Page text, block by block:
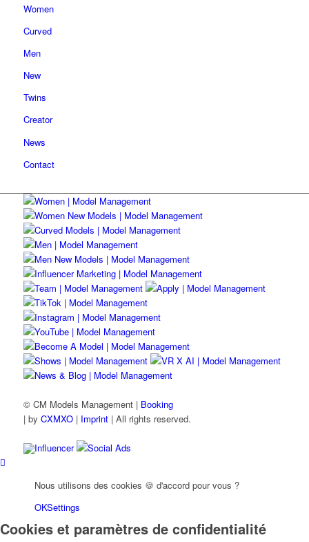
Women
Curved
Men
New
Twins
Creator
News
Contact
© CM Models Management | Booking
| by CXMXO| Imprint| All rights reserved.
Influencer Social Ads
Nous utilisons des cookies 🍪 d'accord pour vous ?
OKSettings
Cookies et paramètres de confidentialité